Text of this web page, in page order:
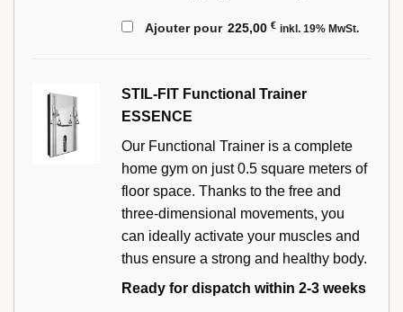
Ajouter pour 225,00 € inkl. 19% MwSt.
STIL-FIT Functional Trainer
ESSENCE
Our Functional Trainer is a complete
home gym on just 0.5 square meters of
floor space. Thanks to the free and
three-dimensional movements, you
can ideally activate your muscles and
thus ensure a strong and healthy body.
Ready for dispatch within 2-3 weeks